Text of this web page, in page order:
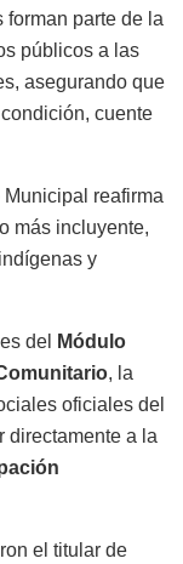
parte de la
públicos a las
asegurando que
cuente
reafirma
más incluyente,
y
del
Módulo
, la
oficiales del
directamente a la
el titular de